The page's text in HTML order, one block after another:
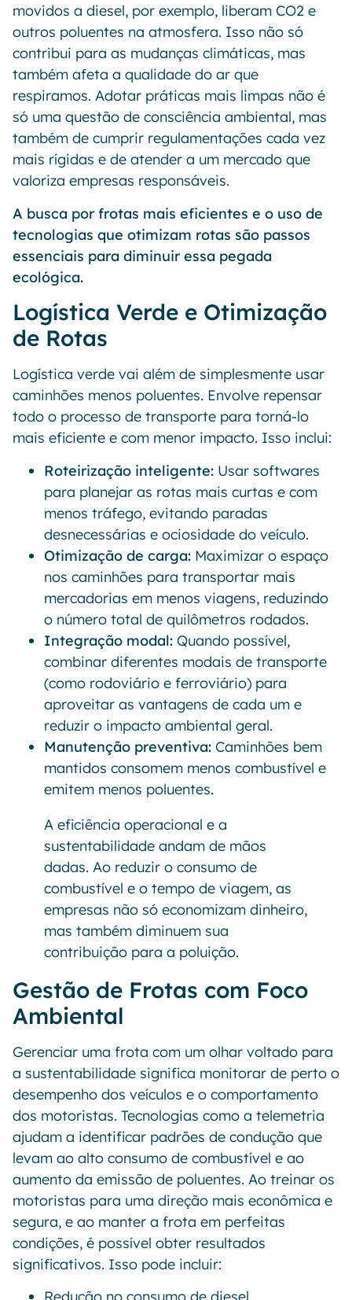
movidos a diesel, por exemplo, liberam CO2 e
outros poluentes na atmosfera. Isso não só
contribui para as mudanças climáticas, mas
também afeta a qualidade do ar que
respiramos. Adotar práticas mais limpas não é
só uma questão de consciência ambiental, mas
também de cumprir regulamentações cada vez
mais rígidas e de atender a um mercado que
valoriza empresas responsáveis.
A busca por frotas mais eficientes e o uso de
tecnologias que otimizam rotas são passos
essenciais para diminuir essa pegada
ecológica.
Logística Verde e Otimização
de Rotas
Logística verde vai além de simplesmente usar
caminhões menos poluentes. Envolve repensar
todo o processo de transporte para torná-lo
mais eficiente e com menor impacto. Isso inclui:
Roteirização inteligente: Usar softwares
para planejar as rotas mais curtas e com
menos tráfego, evitando paradas
desnecessárias e ociosidade do veículo.
Otimização de carga: Maximizar o espaço
nos caminhões para transportar mais
mercadorias em menos viagens, reduzindo
o número total de quilômetros rodados.
Integração modal: Quando possível,
combinar diferentes modais de transporte
(como rodoviário e ferroviário) para
aproveitar as vantagens de cada um e
reduzir o impacto ambiental geral.
Manutenção preventiva: Caminhões bem
mantidos consomem menos combustível e
emitem menos poluentes.
A eficiência operacional e a
sustentabilidade andam de mãos
dadas. Ao reduzir o consumo de
combustível e o tempo de viagem, as
empresas não só economizam dinheiro,
mas também diminuem sua
contribuição para a poluição.
Gestão de Frotas com Foco
Ambiental
Gerenciar uma frota com um olhar voltado para
a sustentabilidade significa monitorar de perto o
desempenho dos veículos e o comportamento
dos motoristas. Tecnologias como a telemetria
ajudam a identificar padrões de condução que
levam ao alto consumo de combustível e ao
aumento da emissão de poluentes. Ao treinar os
motoristas para uma direção mais econômica e
segura, e ao manter a frota em perfeitas
condições, é possível obter resultados
significativos. Isso pode incluir: